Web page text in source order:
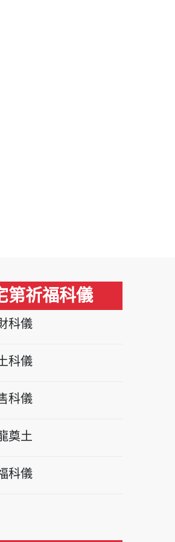
第祈福科儀
科儀
科儀
科儀
奠土
科儀